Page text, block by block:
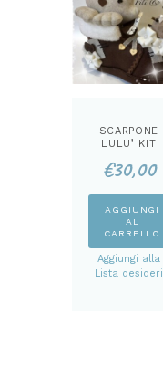
SCARPONE
LULU’ KIT
€30,00
AGGIUNGI
AL
CARRELLO
Aggiungi alla
Lista desideri